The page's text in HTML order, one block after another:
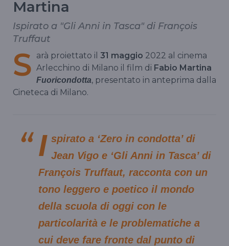
Martina
Ispirato a "Gli Anni in Tasca" di François
Truffaut
S arà proiettato il 31 maggio 2022 al cinema
Arlecchino di Milano il film di Fabio Martina
Fuoricondotta, presentato in anteprima dalla
Cineteca di Milano.
I spirato a ‘Zero in condotta’ di
Jean Vigo e ‘Gli Anni in Tasca’ di
François Truffaut, racconta con un
tono leggero e poetico il mondo
della scuola di oggi con le
particolarità e le problematiche a
cui deve fare fronte dal punto di